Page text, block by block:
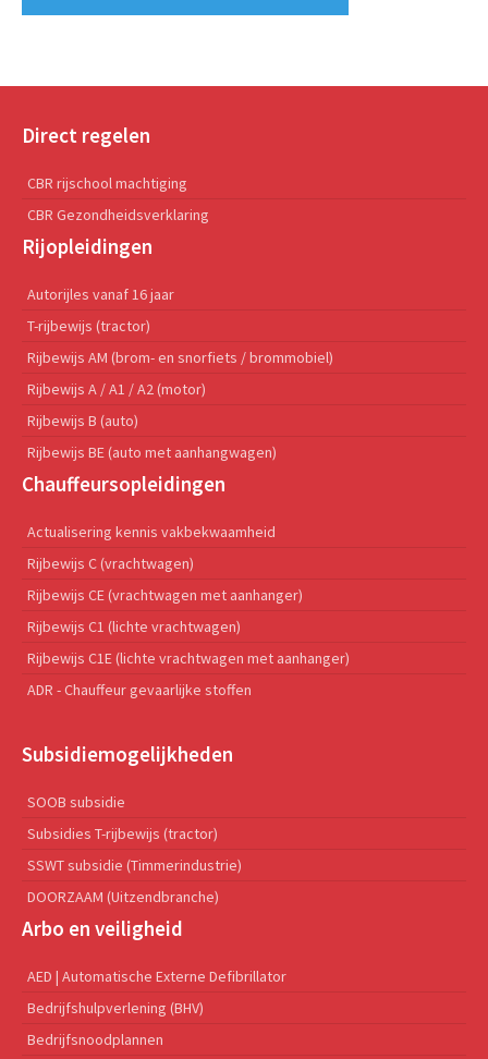
Direct regelen
CBR rijschool machtiging
CBR Gezondheidsverklaring
Rijopleidingen
Autorijles vanaf 16 jaar
T-rijbewijs (tractor)
Rijbewijs AM (brom- en snorfiets / brommobiel)
Rijbewijs A / A1 / A2 (motor)
Rijbewijs B (auto)
Rijbewijs BE (auto met aanhangwagen)
Chauffeursopleidingen
Actualisering kennis vakbekwaamheid
Rijbewijs C (vrachtwagen)
Rijbewijs CE (vrachtwagen met aanhanger)
Rijbewijs C1 (lichte vrachtwagen)
Rijbewijs C1E (lichte vrachtwagen met aanhanger)
ADR - Chauffeur gevaarlijke stoffen
Subsidiemogelijkheden
SOOB subsidie
Subsidies T-rijbewijs (tractor)
SSWT subsidie (Timmerindustrie)
DOORZAAM (Uitzendbranche)
Arbo en veiligheid
AED | Automatische Externe Defibrillator
Bedrijfshulpverlening (BHV)
Bedrijfsnoodplannen